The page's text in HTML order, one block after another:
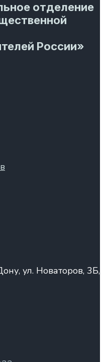
отделение
России»
ул. Новаторов, 3Б,